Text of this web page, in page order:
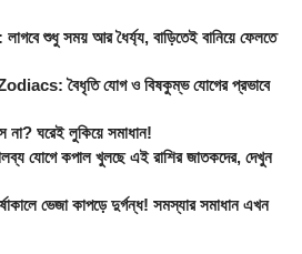
শুধু সময় আর ধৈর্য্য, বাড়িতেই বানিয়ে ফেলতে
বৈধৃতি যোগ ও বিষকুম্ভ যোগের প্রভাবে
ঘরেই লুকিয়ে সমাধান!
যোগে কপাল খুলছে এই রাশির জাতকদের, দেখুন
ভেজা কাপড়ে দুর্গন্ধ! সমস্যার সমাধান এখন